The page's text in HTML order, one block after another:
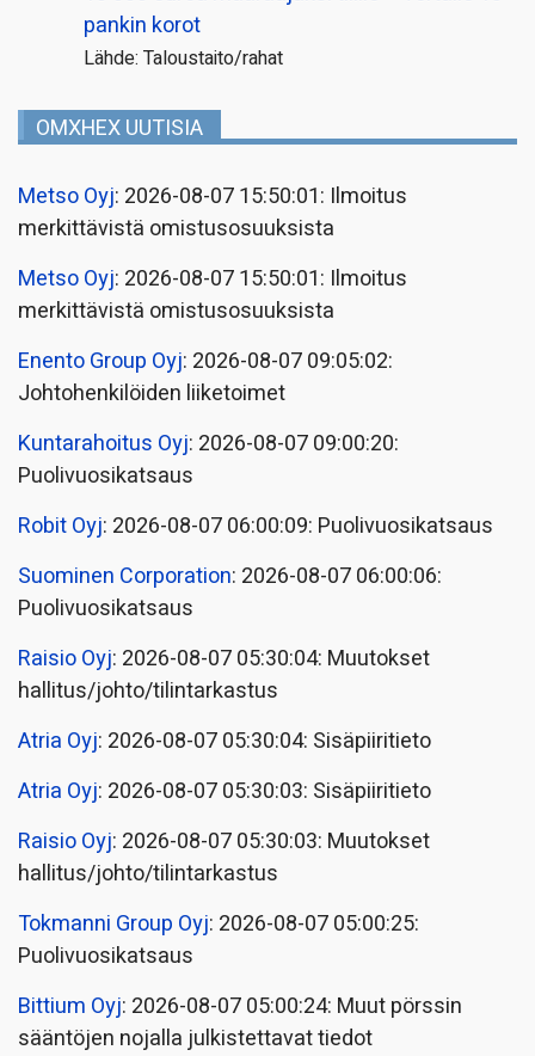
pankin korot
Lähde: Taloustaito/rahat
OMXHEX UUTISIA
Metso Oyj: 2026-08-07 15:50:01: Ilmoitus
merkittävistä omistusosuuksista
Metso Oyj: 2026-08-07 15:50:01: Ilmoitus
merkittävistä omistusosuuksista
Enento Group Oyj: 2026-08-07 09:05:02:
Johtohenkilöiden liiketoimet
Kuntarahoitus Oyj: 2026-08-07 09:00:20:
Puolivuosikatsaus
Robit Oyj: 2026-08-07 06:00:09: Puolivuosikatsaus
Suominen Corporation: 2026-08-07 06:00:06:
Puolivuosikatsaus
Raisio Oyj: 2026-08-07 05:30:04: Muutokset
hallitus/johto/tilintarkastus
Atria Oyj: 2026-08-07 05:30:04: Sisäpiiritieto
Atria Oyj: 2026-08-07 05:30:03: Sisäpiiritieto
Raisio Oyj: 2026-08-07 05:30:03: Muutokset
hallitus/johto/tilintarkastus
Tokmanni Group Oyj: 2026-08-07 05:00:25:
Puolivuosikatsaus
Bittium Oyj: 2026-08-07 05:00:24: Muut pörssin
sääntöjen nojalla julkistettavat tiedot